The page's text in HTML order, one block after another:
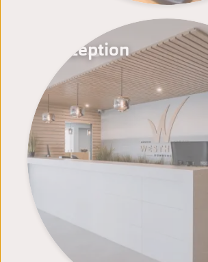
Rezeption